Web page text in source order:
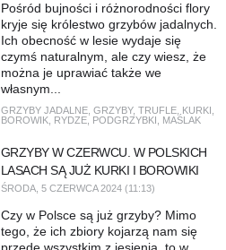
Pośród bujności i różnorodności flory
kryje się królestwo grzybów jadalnych.
Ich obecność w lesie wydaje się
czymś naturalnym, ale czy wiesz, że
można je uprawiać także we
własnym...
GRZYBY JADALNE, GRZYBY, TRUFLE, KURKI
BOROWIK, RYDZE, PODGRZYBKI MAŚLAK
GRZYBY W CZERWCU. W POLSKICH
LASACH SĄ JUŻ KURKI I BOROWIKI
ŚRODA, 5 CZERWCA 2024 (11:13)
Czy w Polsce są już grzyby? Mimo
tego, że ich zbiory kojarzą nam się